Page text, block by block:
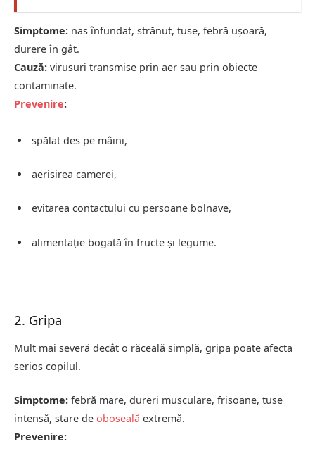
Simptome: nas înfundat, strănut, tuse, febră ușoară,
durere în gât.
Cauză: virusuri transmise prin aer sau prin obiecte
contaminate.
Prevenire:
spălat des pe mâini,
aerisirea camerei,
evitarea contactului cu persoane bolnave,
alimentație bogată în fructe și legume.
2. Gripa
Mult mai severă decât o răceală simplă, gripa poate afecta
serios copilul.
Simptome: febră mare, dureri musculare, frisoane, tuse
intensă, stare de oboseală extremă.
Prevenire: